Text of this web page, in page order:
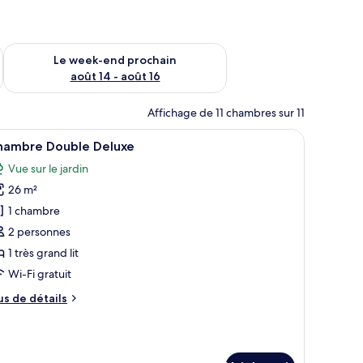
août 7 - août 9
Le week-end prochain
août 14 - août 16
Vérifier la disponibilité pour le week-end prochain août 14 -
Affichage de 11 chambres sur 11
fenêtre, un mur vert, une porte et un luminaire suspendu.
:
Une chambre à coucher comprenant un lit,
7 Double Deluxe
Vue sur le jardin
26 m²
1 chambre
2 personnes
1 très grand lit
Wi-Fi gratuit
de détails